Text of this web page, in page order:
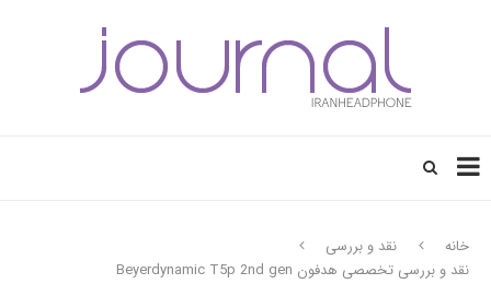
خانه
نقد و بررسی
نقد و بررسی تخصصی هدفون Beyerdynamic T5p 2nd gen